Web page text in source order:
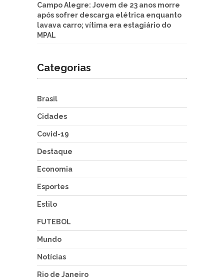
Campo Alegre: Jovem de 23 anos morre
após sofrer descarga elétrica enquanto
lavava carro; vítima era estagiário do
MPAL
Categorias
Brasil
Cidades
Covid-19
Destaque
Economia
Esportes
Estilo
FUTEBOL
Mundo
Notícias
Rio de Janeiro